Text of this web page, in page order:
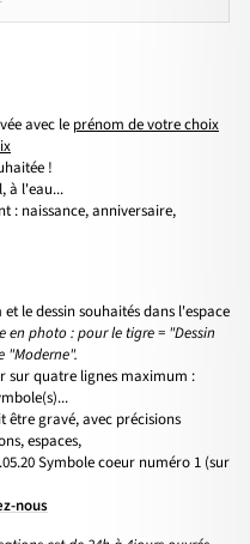
avec le prénom de votre choix
!
à l'eau...
: naissance, anniversaire,
le dessin souhaités dans l'espace
en photo : pour le tigre = "Dessin
"Moderne".
sur quatre lignes maximum :
gravé, avec précisions
espaces,
Symbole coeur numéro 1 (sur
nous